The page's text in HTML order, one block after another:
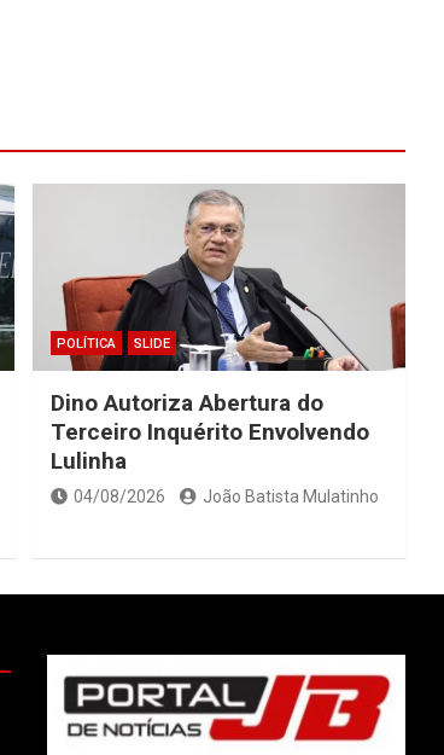
POLÍTICA SLIDE
Dino Autoriza Abertura do
Terceiro Inquérito Envolvendo
Lulinha
04/08/2026 João Batista Mulatinho